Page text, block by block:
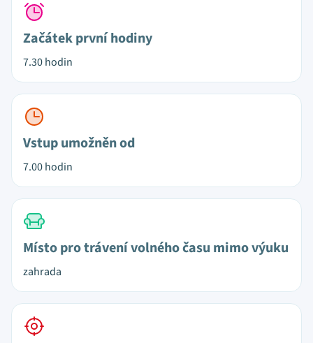
Začátek první hodiny
7.30 hodin
Vstup umožněn od
7.00 hodin
Místo pro trávení volného času mimo výuku
zahrada